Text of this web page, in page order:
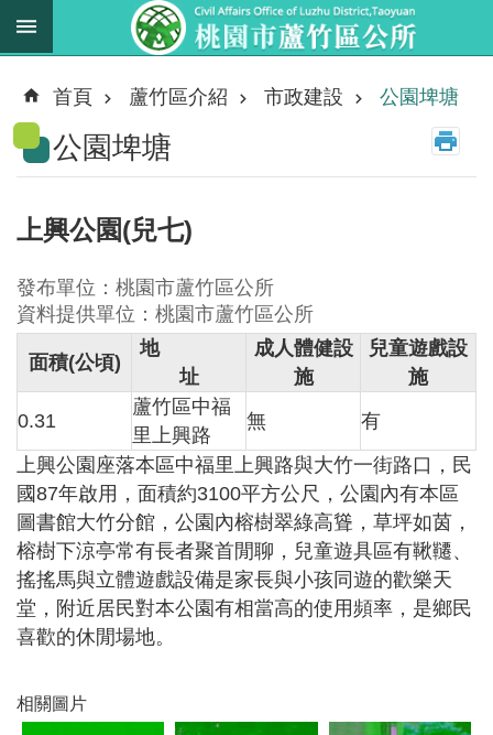
跳到主要內容區塊
新
消
息
務
職
法
規
資
料
進
階
搜
尋
蘆
竹
介
首頁 蘆竹區介紹 市政建設 公園埤塘
公園埤塘
上興公園(兒七)
發布單位：桃園市蘆竹區公所
資料提供單位：桃園市蘆竹區公所
面積(公頃)
地
址
成人體健設
施
兒童遊戲設
施
0.31
蘆竹區中福
里上興路
無
有
上興公園座落本區中福里上興路與大竹一街路口，民
國87年啟用，面積約3100平方公尺，公園內有本區
圖書館大竹分館，公園內榕樹翠綠高聳，草坪如茵，
榕樹下涼亭常有長者聚首閒聊，兒童遊具區有鞦韆、
搖搖馬與立體遊戲設備是家長與小孩同遊的歡樂天
堂，附近居民對本公園有相當高的使用頻率，是鄉民
喜歡的休閒場地。
相關圖片